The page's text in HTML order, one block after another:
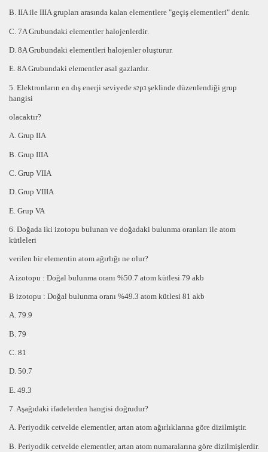
B. IIA ile IIIA grupları arasında kalan elementlere "geçiş elementleri" denir.
C. 7A Grubundaki elementlerhalojenlerdir.
D. 8A Grubundaki elementleri halojenleroluşturur.
E. 8A Grubundaki elementlerasal gazlardır.
5. Elektronların en dış enerji seviyede s2p3 şeklinde düzenlendiği grup
hangisi
olacaktır?
A. Grup IIA
B. Grup IIIA
C. Grup VIIA
D. Grup VIIIA
E. Grup VA
6. Doğada iki izotopu bulunan ve doğadaki bulunma oranları ile atom
kütleleri
verilen bir elementin atom ağırlığı ne olur?
A izotopu : Doğal bulunma oranı %50.7 atom kütlesi 79 akb
B izotopu : Doğal bulunma oranı %49.3 atom kütlesi 81 akb
A. 79.9
B. 79
C. 81
D. 50.7
E. 49.3
7. Aşağıdaki ifadelerden hangisi doğrudur?
A. Periyodik cetvelde elementler, artan atom ağırlıklarına göre dizilmiştir.
B. Periyodik cetvelde elementler, artan atom numaralarına göre dizilmişlerdir.